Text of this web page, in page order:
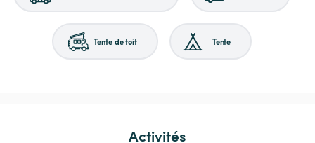
Tente de toit Tente
Activités